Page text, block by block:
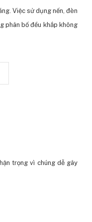
Việc sử dụng nến, đèn
phân bố đều khắp không
trọng vì chúng dễ gây